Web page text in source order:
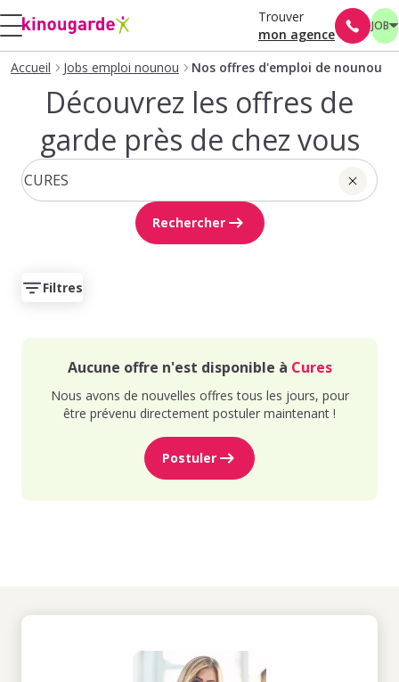
Trouver
mon agence
JOB
Accueil Jobs emploi nounou Nos offres d'emploi de nounou
Découvrez les offres de
garde près de chez vous
Rechercher
Filtres
Aucune offre n'est disponible à Cures
Nous avons de nouvelles offres tous les jours, pour
être prévenu directement postuler maintenant !
Postuler